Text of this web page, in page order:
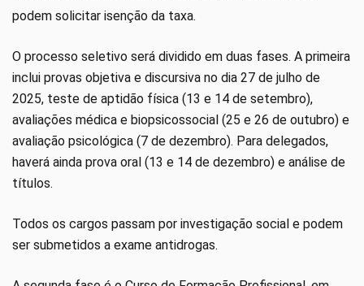
podem solicitar isenção da taxa.
O processo seletivo será dividido em duas fases. A primeira
inclui provas objetiva e discursiva no dia 27 de julho de
2025, teste de aptidão física (13 e 14 de setembro),
avaliações médica e biopsicossocial (25 e 26 de outubro) e
avaliação psicológica (7 de dezembro). Para delegados,
haverá ainda prova oral (13 e 14 de dezembro) e análise de
títulos.
Todos os cargos passam por investigação social e podem
ser submetidos a exame antidrogas.